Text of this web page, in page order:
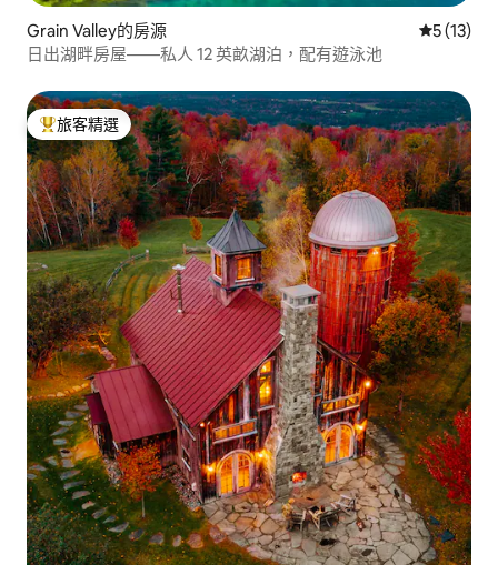
Grain Valley的房源 從 13 則
5 (13)
日出湖畔房屋——私人 12 英畝湖泊，配有遊泳池
旅客精選榜首
旅客精選